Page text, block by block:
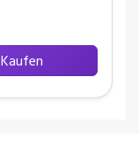
Kaufen